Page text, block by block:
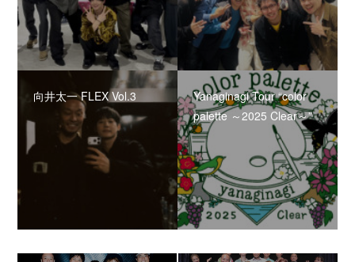
向井太一 FLEX Vol.3
Yanaginagi Tour “color
palette ～2025 Clear～”